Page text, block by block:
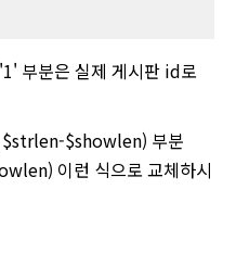
부분은 실제 게시판 id로
$showlen) 부분
이런 식으로 교체하시